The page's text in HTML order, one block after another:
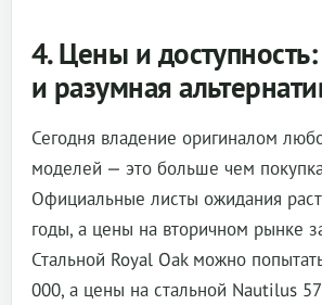
4. Цены и
и разумная
Сегодня владение оригиналом
моделей — это больше чем
Официальные листы ожидания
годы, а цены на вторичном рынке
Стальной Royal Oak можно
000, а цены на стальной Nautilus